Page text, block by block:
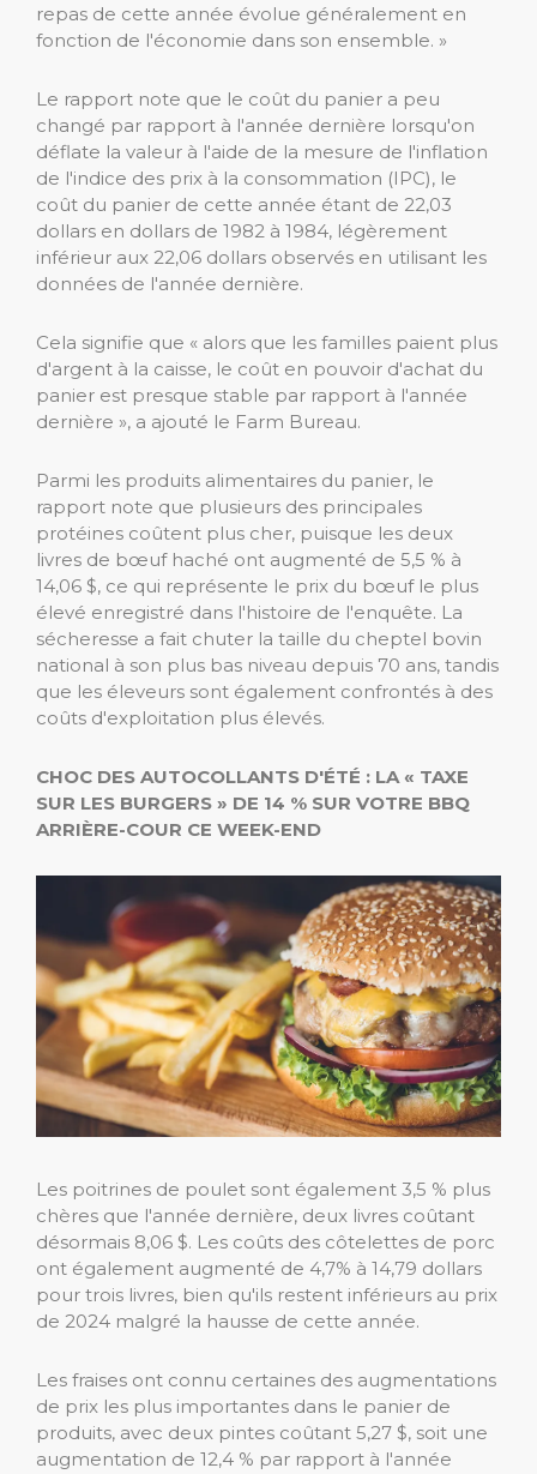
repas de cette année évolue généralement en
fonction de l'économie dans son ensemble. »
Le rapport note que le coût du panier a peu
changé par rapport à l'année dernière lorsqu'on
déflate la valeur à l'aide de la mesure de l'inflation
de l'indice des prix à la consommation (IPC), le
coût du panier de cette année étant de 22,03
dollars en dollars de 1982 à 1984, légèrement
inférieur aux 22,06 dollars observés en utilisant les
données de l'année dernière.
Cela signifie que « alors que les familles paient plus
d'argent à la caisse, le coût en pouvoir d'achat du
panier est presque stable par rapport à l'année
dernière », a ajouté le Farm Bureau.
Parmi les produits alimentaires du panier, le
rapport note que plusieurs des principales
protéines coûtent plus cher, puisque les deux
livres de bœuf haché ont augmenté de 5,5 % à
14,06 $, ce qui représente le prix du bœuf le plus
élevé enregistré dans l'histoire de l'enquête. La
sécheresse a fait chuter la taille du cheptel bovin
national à son plus bas niveau depuis 70 ans, tandis
que les éleveurs sont également confrontés à des
coûts d'exploitation plus élevés.
CHOC DES AUTOCOLLANTS D'ÉTÉ : LA « TAXE
SUR LES BURGERS » DE 14 % SUR VOTRE BBQ
ARRIÈRE-COUR CE WEEK-END
Les poitrines de poulet sont également 3,5 % plus
chères que l'année dernière, deux livres coûtant
désormais 8,06 $. Les coûts des côtelettes de porc
ont également augmenté de 4,7% à 14,79 dollars
pour trois livres, bien qu'ils restent inférieurs au prix
de 2024 malgré la hausse de cette année.
Les fraises ont connu certaines des augmentations
de prix les plus importantes dans le panier de
produits, avec deux pintes coûtant 5,27 $, soit une
augmentation de 12,4 % par rapport à l'année